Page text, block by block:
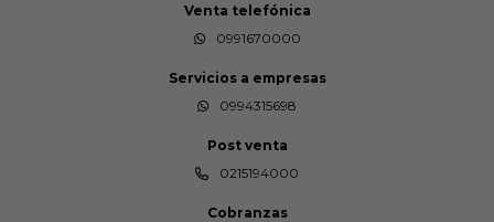
Venta telefónica
0991670000
Servicios a empresas
0994315698
Post venta
0215194000
Cobranzas